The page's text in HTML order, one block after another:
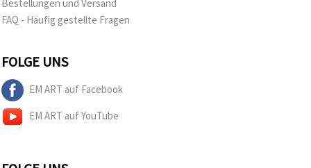
Bestellungen und Versand
FAQ - Häufig gestellte Fragen
FOLGE UNS
EM ART auf Facebook
EM ART auf YouTube